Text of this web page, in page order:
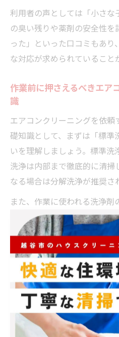
利用者の声としては「小さな
の臭い残りや薬剤の安全性
った」といった口コミもあ
な対応が求められていること
作業前に押さえるべきエア
識
エアコンクリーニングを依
礎知識として、まずは「標
いを理解しましょう。標準洗
洗浄は内部まで徹底的に清掃
なる場合は分解洗浄が推奨さ
また、作業に使われる洗浄
準備（家具の移動やエアコ
要です。業者によっては事
合もあるため、見積もり時
注意点として、古いエアコン
合があるため、型番や設置状
ラブル防止につながります。
説明や作業内容の明示がしっ
安心です。